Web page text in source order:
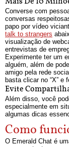
Converse com
conversas
papo por vídeo
talk to strangers
visualização de
entrevistas de
Experimente ter um
alguém, além de
amigo pela rede
basta clicar no “X” e
Evite
Além disso, você
especialmente em
algumas dicas
Como
O Emerald Chat é